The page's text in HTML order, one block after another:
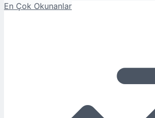
En Çok Okunanlar